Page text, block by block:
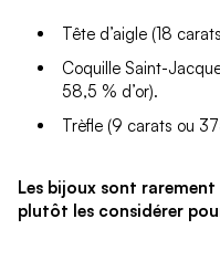
Tête d’aigle (18
Coquille Saint-
58,5 % d’or).
Trèfle (9 carats ou
Les bijoux sont
plutôt les considérer